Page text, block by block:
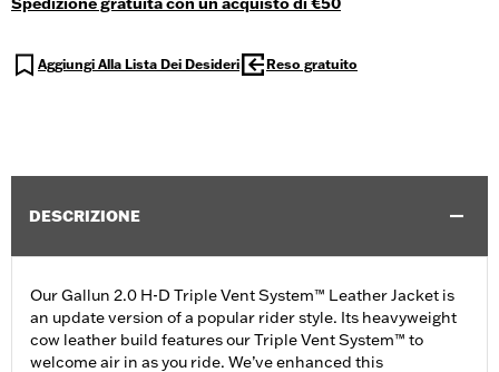
Aggiungi Alla Lista Dei Desideri Reso gratuito
DESCRIZIONE
Our Gallun 2.0 H-D Triple Vent System™ Leather Jacket is
an update version of a popular rider style. Its heavyweight
cow leather build features our Triple Vent System™ to
welcome air in as you ride. We’ve enhanced this